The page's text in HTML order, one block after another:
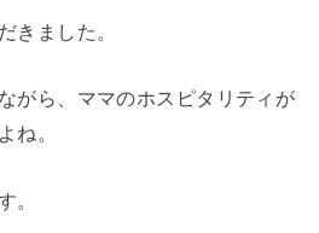
きました。
がら、ママのホスピタリティが
ね。
。